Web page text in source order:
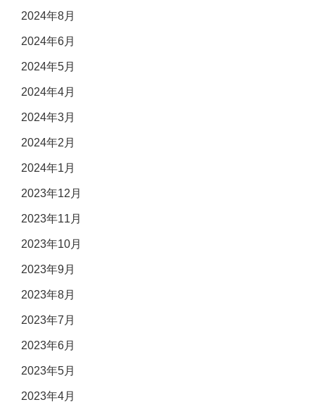
2024年8月
2024年6月
2024年5月
2024年4月
2024年3月
2024年2月
2024年1月
2023年12月
2023年11月
2023年10月
2023年9月
2023年8月
2023年7月
2023年6月
2023年5月
2023年4月